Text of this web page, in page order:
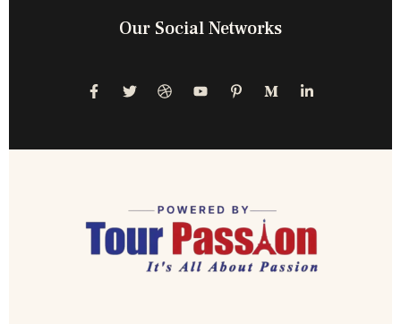
Our Social Networks